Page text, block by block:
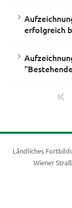
erfolgreich
Ländliches
Wiener